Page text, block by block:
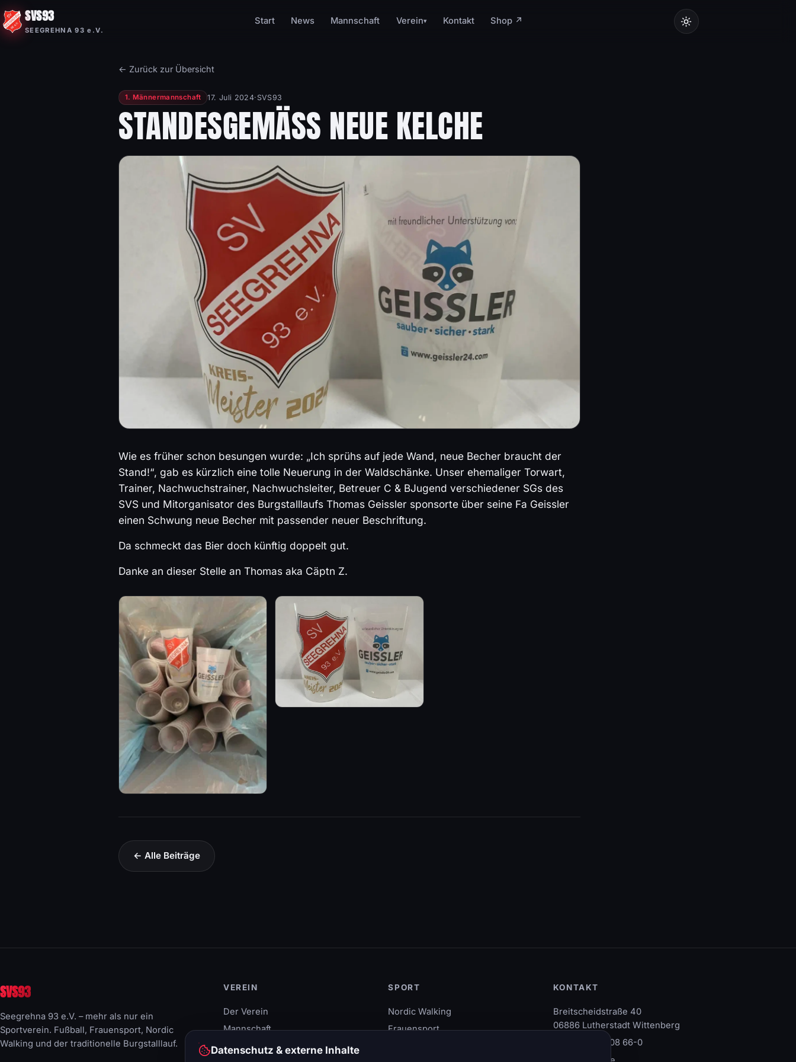
SVS93
SEEGREHNA 93 e.V.
Start News Mannschaft Verein▾ Kontakt Shop ↗
← Zurück zur Übersicht
1. Männermannschaft 17. Juli 2024· SVS93
STANDESGEMÄSS NEUE KELCHE
Wie es früher schon besungen wurde: „Ich sprühs auf jede Wand, neue Becher braucht der
Stand!“, gab es kürzlich eine tolle Neuerung in der Waldschänke. Unser ehemaliger Torwart,
Trainer, Nachwuchstrainer, Nachwuchsleiter, Betreuer C & BJugend verschiedener SGs des
SVS und Mitorganisator des Burgstalllaufs Thomas Geissler sponsorte über seine Fa Geissler
einen Schwung neue Becher mit passender neuer Beschriftung.
Da schmeckt das Bier doch künftig doppelt gut.
Danke an dieser Stelle an Thomas aka Cäptn Z.
← Alle Beiträge
SVS93
Seegrehna 93 e.V. – mehr als nur ein
Sportverein. Fußball, Frauensport, Nordic
Walking und der traditionelle Burgstalllauf.
VEREIN
Der Verein
Mannschaft
Ehrenmitglieder
SPORT
Nordic Walking
Frauensport
KONTAKT
Breitscheidstraße 40
06886 Lutherstadt Wittenberg
+49 (34 91) 408 66-0
Datenschutz & externe Inhalte